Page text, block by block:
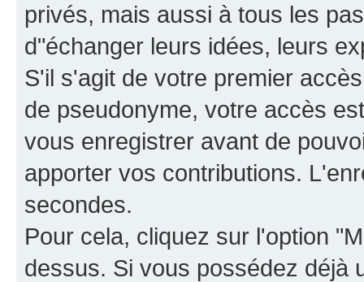
privés, mais aussi à tous les
d"échanger leurs idées, leurs
S'il s'agit de votre premier
de pseudonyme, votre accès
vous enregistrer avant de
apporter vos contributions.
secondes.
Pour cela, cliquez sur l'option
dessus. Si vous possédez déjà